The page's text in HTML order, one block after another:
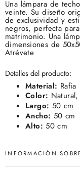
Una lámpara de
veinte. Su diseño
de exclusividad y
negros, perfecta
matrimonio. Una
dimensiones de
Atrévete
Detalles del producto:
Material: Rafia
Color:
Largo: 50 cm
Ancho: 50 cm
Alto: 50 cm
INFORMACIÓN